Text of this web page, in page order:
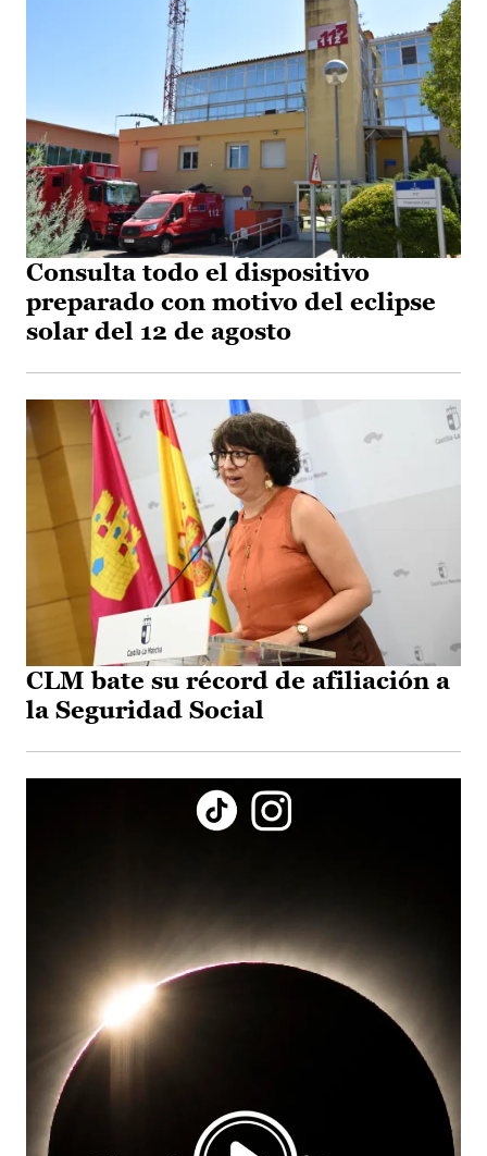
Consulta todo el dispositivo
preparado con motivo del eclipse
solar del 12 de agosto
CLM bate su récord de afiliación a
la Seguridad Social